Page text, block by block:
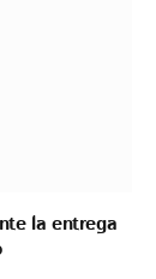
la entrega